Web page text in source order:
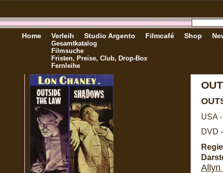
Home Verleih
Gesamtkatalog
Filmsuche
Fristen, Preise, Club, Drop-Box
Fernleihe
Studio Argento Filmcafé Shop
USA
DVD
Allyn